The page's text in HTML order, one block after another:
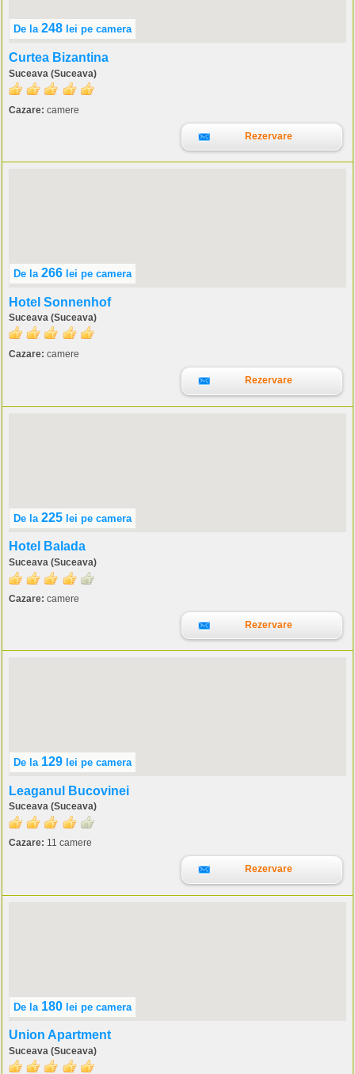
De la 248 lei pe camera
Curtea Bizantina
Suceava (Suceava)
Cazare: camere
Rezervare
De la 266 lei pe camera
Hotel Sonnenhof
Suceava (Suceava)
Cazare: camere
Rezervare
De la 225 lei pe camera
Hotel Balada
Suceava (Suceava)
Cazare: camere
Rezervare
De la 129 lei pe camera
Leaganul Bucovinei
Suceava (Suceava)
Cazare: 11 camere
Rezervare
De la 180 lei pe camera
Union Apartment
Suceava (Suceava)